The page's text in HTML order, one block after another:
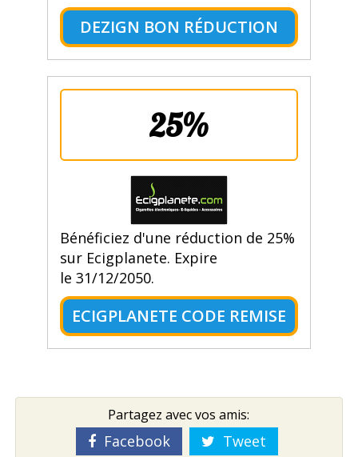
DEZIGN BON RÉDUCTION
25%
Bénéficiez d'une réduction de 25%
sur Ecigplanete. Expire
le 31/12/2050.
ECIGPLANETE CODE REMISE
Partagez avec vos amis:
Facebook
Tweet